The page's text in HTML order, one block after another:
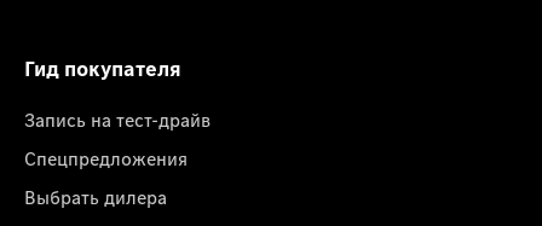
Гид покупателя
Запись на тест-драйв
Спецпредложения
Выбрать дилера